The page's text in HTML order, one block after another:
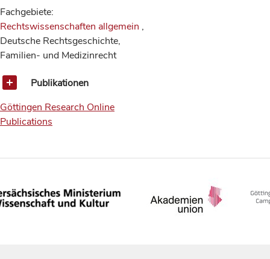
Fachgebiete:
Rechtswissenschaften allgemein ,
Deutsche Rechtsgeschichte,
Familien- und Medizinrecht
Publikationen
Göttingen Research Online
Publications